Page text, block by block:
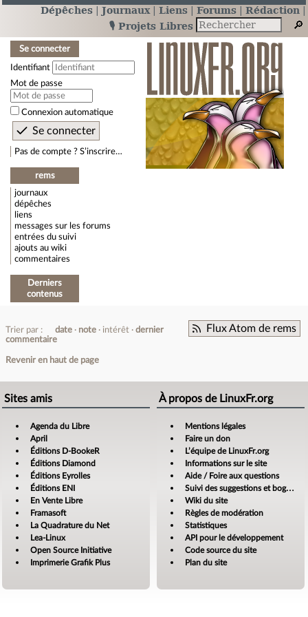
Dépêches Journaux Liens Forums
Rédaction
🎙️ Projets Libres
Se connecter
Identifiant
Mot de passe
Connexion automatique
Pas de compte ? S’inscrire…
rems
journaux
dépêches
liens
messages sur les forums
entrées du suivi
ajouts au wiki
commentaires
Derniers
contenus
Flux Atom de rems
Trier par : date note intérêt
dernier
commentaire
Revenir en haut de page
Sites amis
Agenda du Libre
April
Éditions D-BookeR
Éditions Diamond
Éditions Eyrolles
Éditions ENI
En Vente Libre
Framasoft
La Quadrature du Net
Lea-Linux
Open Source Initiative
Imprimerie Grafik Plus
À propos de LinuxFr.org
Mentions légales
Faire un don
L’équipe de LinuxFr.org
Informations sur le site
Aide / Foire aux questions
Suivi des suggestions et bogues
Wiki du site
Règles de modération
Statistiques
API pour le développement
Code source du site
Plan du site